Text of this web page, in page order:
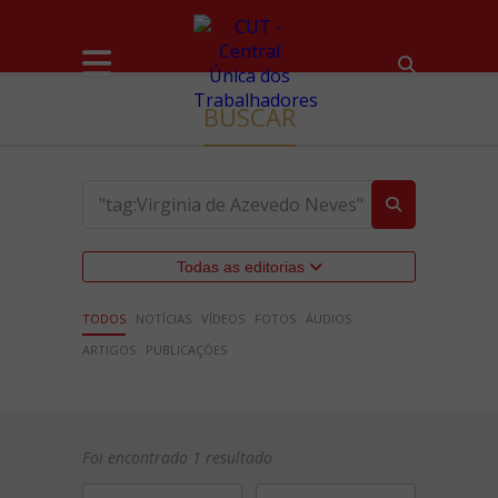
BUSCAR
Todas as editorias
TODOS NOTÍCIAS VÍDEOS FOTOS ÁUDIOS
ARTIGOS
PUBLICAÇÕES
Foi encontrado 1 resultado